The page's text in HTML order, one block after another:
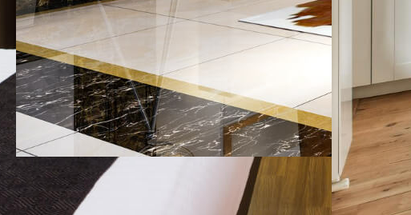
28/09 2023